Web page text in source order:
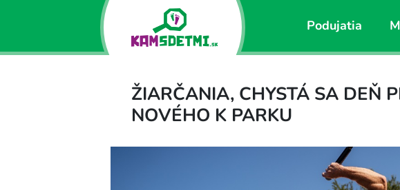
Podujatia
ŽIARČANIA, CHYSTÁ SA DEŇ
NOVÉHO K PARKU